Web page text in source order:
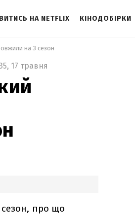
НА NETFLIX КІНОДОБІРКИ
на 3 сезон
17 травня
про що